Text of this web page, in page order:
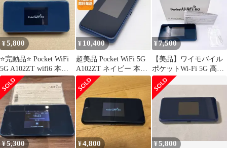
¥5,800
⭐️完動品⭐️ Pocket WiFi
5G A102ZT wifi6 本体
中古
¥ 10,400
超美品 Pocket WiFi 5G
A102ZT ネイビー 本体
即日発送 土日祝発送
OK あすつく
¥7,500
【美品】ワイモバイル
ポケットWi-Fi 5G 高速
通信 A102ZT
¥5,300 ¥4,800 ¥5,800